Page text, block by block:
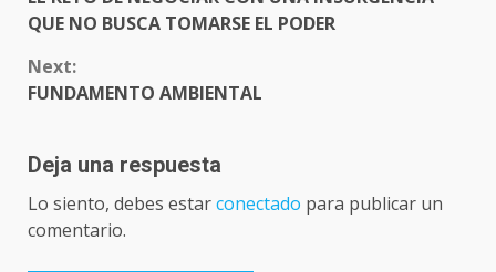
QUE NO BUSCA TOMARSE EL PODER
Next:
FUNDAMENTO AMBIENTAL
Deja una respuesta
Lo siento, debes estarconectado para publicar un
comentario.